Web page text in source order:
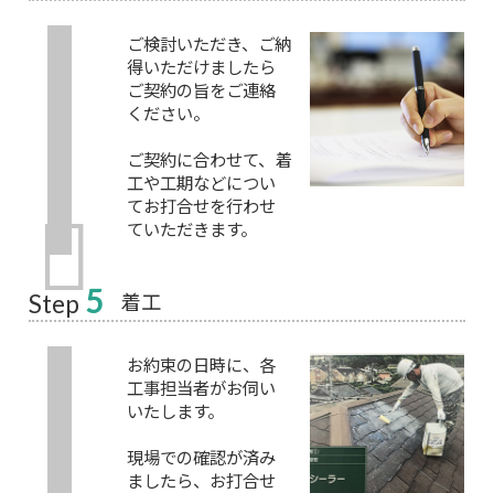
ご検討いただき、ご納
得いただけましたら
ご契約の旨をご連絡
ください。
ご契約に合わせて、着
工や工期などについ
てお打合せを行わせ
ていただきます。
Step 5 着工
お約束の日時に、各
工事担当者がお伺い
いたします。
現場での確認が済み
ましたら、お打合せ